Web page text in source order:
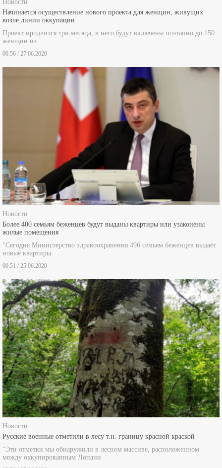
Начинается осуществление нового проекта для женщин, живущих
возле линии оккупации
Проект продлится три месяца, в него будут включены поэтапно до 150
женщин из
00:56 / 27.06.2020
Новости
Более 400 семьям беженцев будут выданы квартиры или узаконены
жилые помещения
"Сегодня Министерство здравоохранения 496 семьям беженцев выдаёт
новые квартиры
00:51 / 25.06.2020
Новости
Русские военные отметили в лесу т.н. границу красной краской
"Эти отметки мы обнаружили в лесном массиве, расположенном
между оккупированным Лопани
00:50 / 25.06.2020